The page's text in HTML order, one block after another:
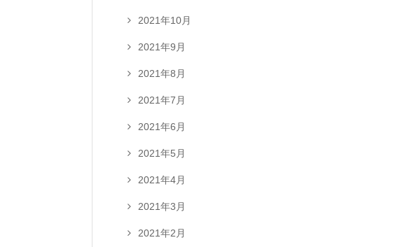
2021年10月
2021年9月
2021年8月
2021年7月
2021年6月
2021年5月
2021年4月
2021年3月
2021年2月